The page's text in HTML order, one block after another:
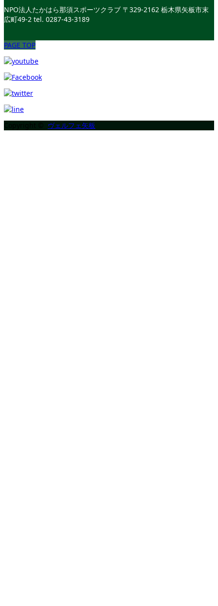
NPO法人たかはら那須スポーツクラブ 〒329-2162 栃木県矢板市末
広町49-2 tel. 0287-43-3189
PAGE TOP
ヴェルフェ矢板